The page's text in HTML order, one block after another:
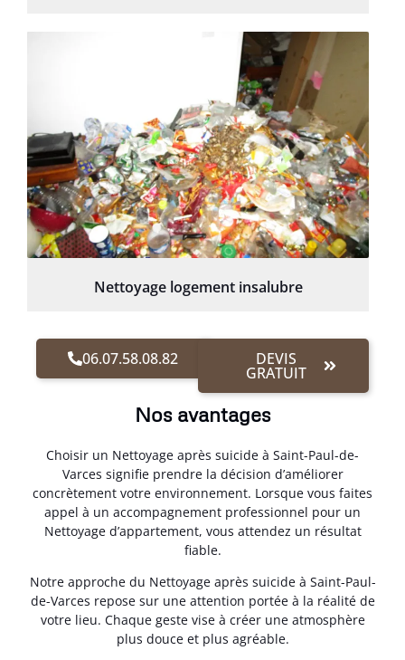
Nettoyage logement insalubre
06.07.58.08.82 DEVIS
GRATUIT
Nos avantages
Choisir un Nettoyage après suicide à Saint-Paul-de-
Varces signifie prendre la décision d’améliorer
concrètement votre environnement. Lorsque vous faites
appel à un accompagnement professionnel pour un
Nettoyage d’appartement, vous attendez un résultat
fiable.
Notre approche du Nettoyage après suicide à Saint-Paul-
de-Varces repose sur une attention portée à la réalité de
votre lieu. Chaque geste vise à créer une atmosphère
plus douce et plus agréable.